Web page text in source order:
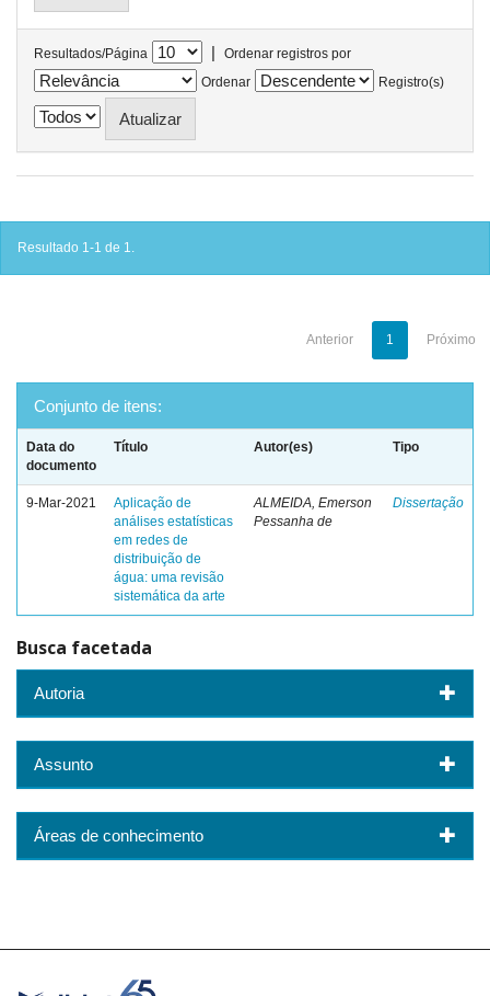
Resultados/Página |
Ordenar registros por
Ordenar
Registro(s)
Resultado 1-1 de 1.
Anterior 1 Próximo
Conjunto de itens:
Data do
documento
Título Autor(es) Tipo
9-Mar-2021
Aplicação de
análises estatísticas
em redes de
distribuição de
água: uma revisão
sistemática da arte
ALMEIDA, Emerson
Pessanha de
Dissertação
Busca facetada
Autoria
Assunto
Áreas de conhecimento